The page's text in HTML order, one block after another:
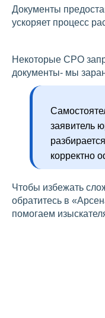
Документы
ускоряет процесс
Некоторые СРО
документы- мы
заявитель
корректно
Чтобы избежать
обратитесь в
помогаем